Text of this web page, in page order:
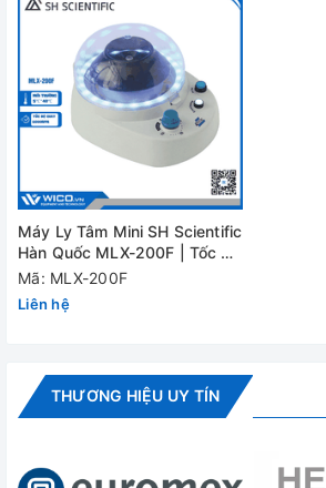
Máy Ly Tâm Mini SH Scientific
Hàn Quốc MLX-200F | Tốc độ
6000 / 9200rpm
Mã: MLX-200F
Liên hệ
THƯƠNG HIỆU UY TÍN